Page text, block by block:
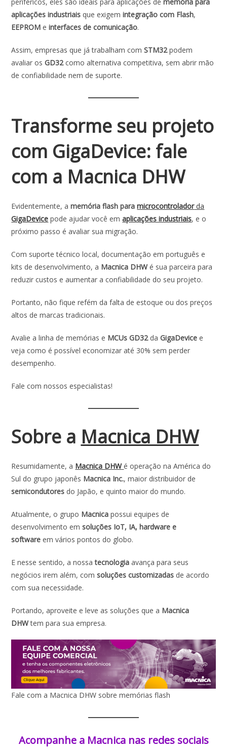
aplicações industriais que exigemintegração com Flash,
EEPROM einterfaces de comunicação.
Assim, empresas que já trabalham comSTM32podem
avaliar osGD32como alternativa competitiva, sem abrir mão
de confiabilidade nem de suporte.
Transforme seu projeto
com GigaDevice: fale
com a Macnica DHW
Evidentemente, amemória flash paramicrocontroladorda
GigaDevice pode ajudar você emaplicações industriais, e o
próximo passo é avaliar sua migração.
Com suporte técnico local, documentação em português e
kits de desenvolvimento, a Macnica DHWé sua parceira para
reduzir custos e aumentar a confiabilidade do seu projeto.
Portanto, não fique refém da falta de estoque ou dos preços
altos de marcas tradicionais.
Avalie a linha de memórias e MCUs GD32daGigaDevice e
veja como é possível economizar até 30% sem perder
desempenho.
Fale com nossos especialistas!
Sobre a Macnica DHW
Resumidamente, a Macnica DHW é operação na América do
Sul do grupo japonês Macnica Inc., maior distribuidor de
semicondutores do Japão, e quinto maior do mundo.
Atualmente, o grupo Macnica possui equipes de
desenvolvimento emsoluções IoT, IA, hardware e
software em vários pontos do globo.
E nesse sentido, a nossatecnologiaavança para seus
negócios irem além, comsoluções customizadas de acordo
com sua necessidade.
Portando, aproveite e leve as soluções que a Macnica
DHWtem para sua empresa.
Fale com a Macnica DHW sobre memórias flash
Acompanhe a Macnica nas redes sociais​​​